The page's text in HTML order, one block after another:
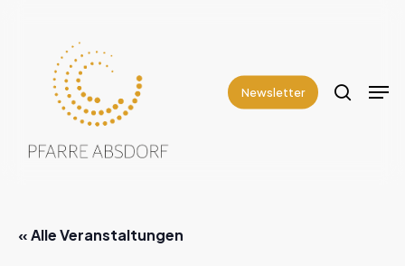
content
Newsletter
« Alle Veranstaltungen
Menu